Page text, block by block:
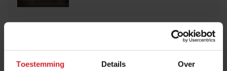
Toestemming Details Over
Meld je gratis aan voor het Food Inspiration